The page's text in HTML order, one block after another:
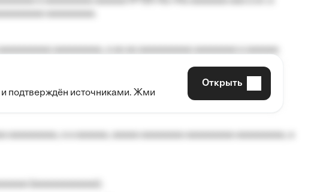
aaaaaaaaaa aaa, a aaaaaaaaaa, aaaaaa aaaaaa a aaaaaa.
подтверждён источниками. Жми
Открыть